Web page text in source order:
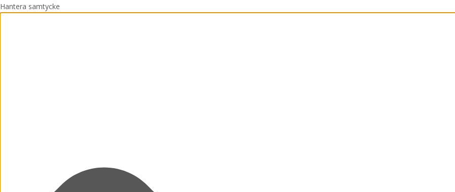
Hantera samtycke